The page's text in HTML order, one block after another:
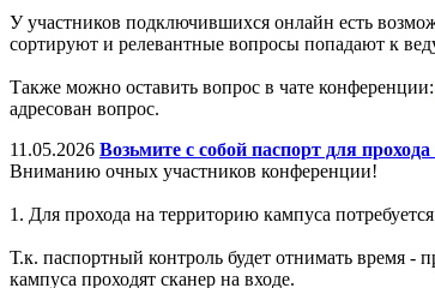
У участников подключившихся онлайн есть
сортируют и релевантные вопросы попадают к
Также можно оставить вопрос в чате конференции:
адресован вопрос.
11.05.2026 Возьмите с собой паспорт для
Вниманию очных участников конференции!
1. Для прохода на территорию кампуса
Т.к. паспортный контроль будет отнимать время
кампуса проходят сканер на входе.